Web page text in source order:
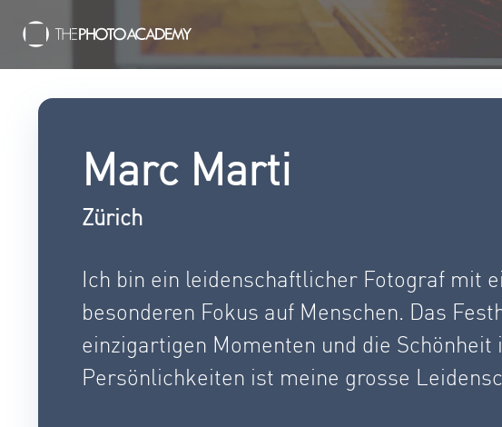
Marc Marti
Zürich
Ich bin ein leidenschaftlicher Fotograf mit
besonderen Fokus auf Menschen. Das
einzigartigen Momenten und die Schönheit
Persönlichkeiten ist meine grosse